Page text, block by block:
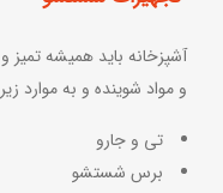
آشپزخانه باید همیشه
و مواد شوینده و به موارد
تی و جارو
برس شستشو